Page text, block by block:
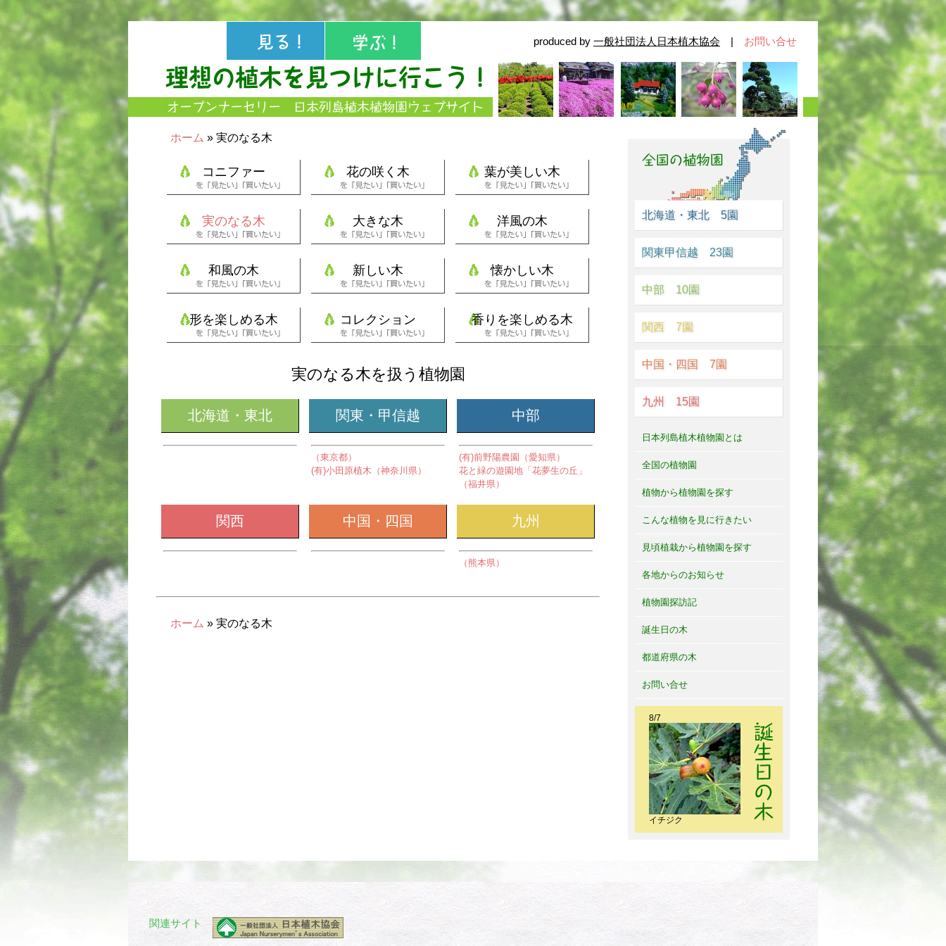
produced by 一般社団法人日本植木協会 | お問い合せ
ホーム » 実のなる木
コニファー 花の咲く木 葉が美しい木
実のなる木 大きな木 洋風の木
和風の木 新しい木 懐かしい木
形を楽しめる木 コレクション 香りを楽しめる木
実のなる木を扱う植物園
北海道・東北 関東・甲信越
（東京都）
(有)小田原植木（神奈川県）
中部
(有)前野陽農園（愛知県）
花と緑の遊園地「花夢生の丘」
（福井県）
関西 中国・四国 九州
（熊本県）
ホーム » 実のなる木
北海道・東北 5園
関東甲信越 23園
中部 10園
関西 7園
中国・四国 7園
九州 15園
日本列島植木植物園とは
全国の植物園
植物から植物園を探す
こんな植物を見に行きたい
見頃植栽から植物園を探す
各地からのお知らせ
植物園探訪記
誕生日の木
都道府県の木
お問い合せ
8/7
イチジク
関連サイト